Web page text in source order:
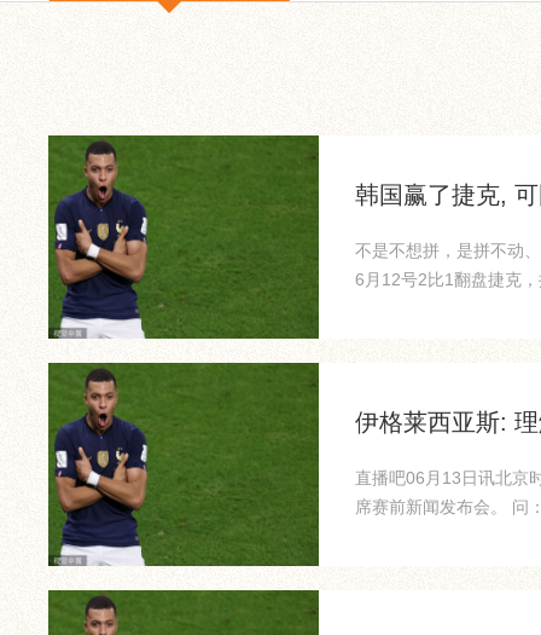
韩国赢了捷克,
不是不想拼，是拼不动
6月12号2比1翻盘捷克
伊格莱西亚斯:
直播吧06月13日讯北京
席赛前新闻发布会。 问